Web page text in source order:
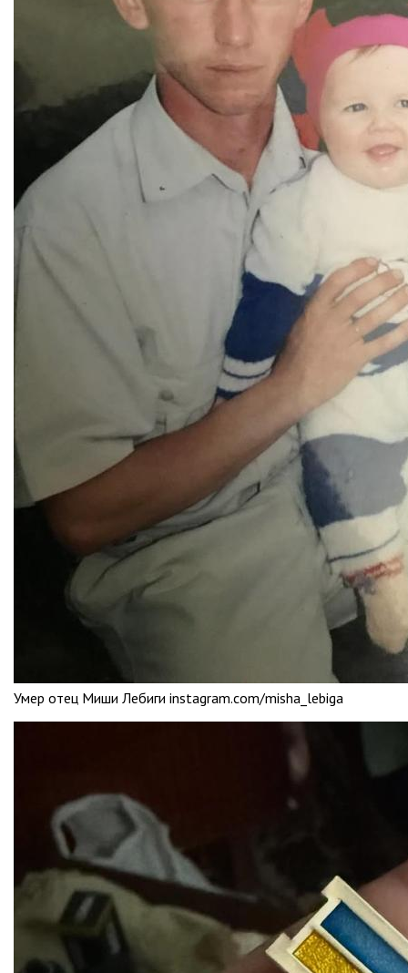
Умер отец Миши Лебиги instagram.com/misha_lebiga